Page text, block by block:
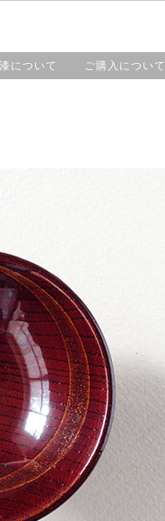
漆について ご購入について